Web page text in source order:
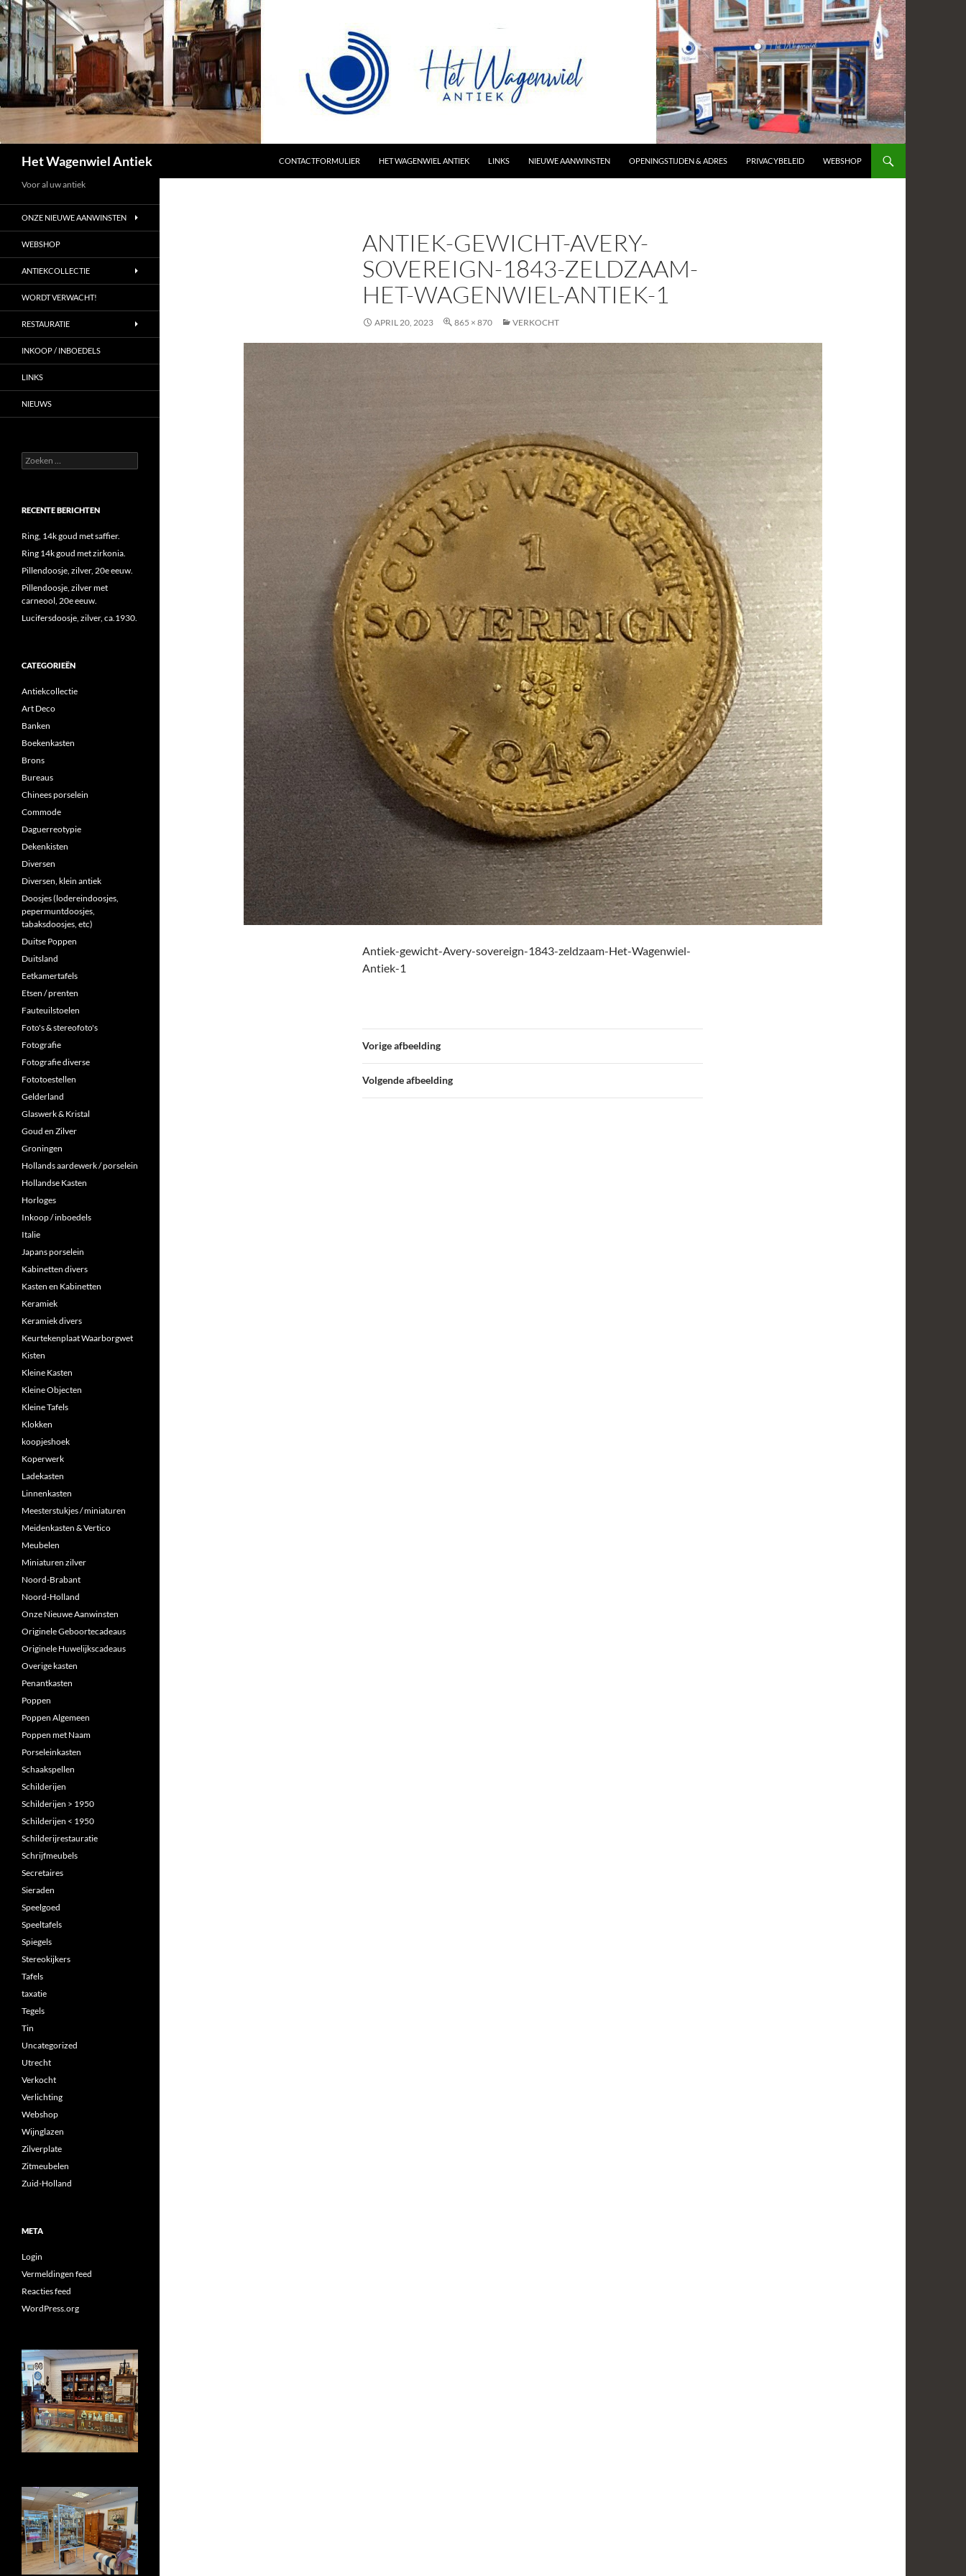
Het Wagenwiel Antiek
CONTACTFORMULIER
HET WAGENWIEL ANTIEK LINKS NIEUWE AANWINSTEN OPENINGSTIJDEN & ADRES PRIVACYBELEID WEBSHOP
ANTIEK-GEWICHT-AVERY-
SOVEREIGN-1843-ZELDZAAM-
HET-WAGENWIEL-ANTIEK-1
APRIL 20, 2023 865 × 870 VERKOCHT
Antiek-gewicht-Avery-sovereign-1843-zeldzaam-Het-Wagenwiel-
Antiek-1
Vorige afbeelding
Volgende afbeelding
Voor al uw antiek
ONZE NIEUWE AANWINSTEN
WEBSHOP
ANTIEKCOLLECTIE
WORDT VERWACHT!
RESTAURATIE
INKOOP / INBOEDELS
LINKS
NIEUWS
Zoeken
naar:
RECENTE BERICHTEN
Ring, 14k goud met saffier.
Ring 14k goud met zirkonia.
Pillendoosje, zilver, 20e eeuw.
Pillendoosje, zilver met
carneool, 20e eeuw.
Lucifersdoosje, zilver, ca.1930.
CATEGORIEËN
Antiekcollectie
Art Deco
Banken
Boekenkasten
Brons
Bureaus
Chinees porselein
Commode
Daguerreotypie
Dekenkisten
Diversen
Diversen, klein antiek
Doosjes (lodereindoosjes,
pepermuntdoosjes,
tabaksdoosjes, etc)
Duitse Poppen
Duitsland
Eetkamertafels
Etsen / prenten
Fauteuilstoelen
Foto's & stereofoto's
Fotografie
Fotografie diverse
Fototoestellen
Gelderland
Glaswerk & Kristal
Goud en Zilver
Groningen
Hollands aardewerk / porselein
Hollandse Kasten
Horloges
Inkoop / inboedels
Italie
Japans porselein
Kabinetten divers
Kasten en Kabinetten
Keramiek
Keramiek divers
Keurtekenplaat Waarborgwet
Kisten
Kleine Kasten
Kleine Objecten
Kleine Tafels
Klokken
koopjeshoek
Koperwerk
Ladekasten
Linnenkasten
Meesterstukjes / miniaturen
Meidenkasten & Vertico
Meubelen
Miniaturen zilver
Noord-Brabant
Noord-Holland
Onze Nieuwe Aanwinsten
Originele Geboortecadeaus
Originele Huwelijkscadeaus
Overige kasten
Penantkasten
Poppen
Poppen Algemeen
Poppen met Naam
Porseleinkasten
Schaakspellen
Schilderijen
Schilderijen > 1950
Schilderijen < 1950
Schilderijrestauratie
Schrijfmeubels
Secretaires
Sieraden
Speelgoed
Speeltafels
Spiegels
Stereokijkers
Tafels
taxatie
Tegels
Tin
Uncategorized
Utrecht
Verkocht
Verlichting
Webshop
Wijnglazen
Zilverplate
Zitmeubelen
Zuid-Holland
META
Login
Vermeldingen feed
Reacties feed
WordPress.org